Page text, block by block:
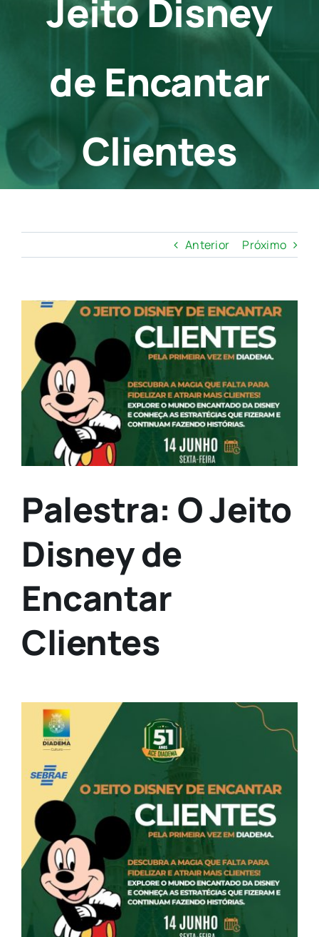
ContatoJeito Disney
de Encantar
Clientes
Anterior Próximo
View
Larger
Image
Palestra: O Jeito
Disney de
Encantar
Clientes